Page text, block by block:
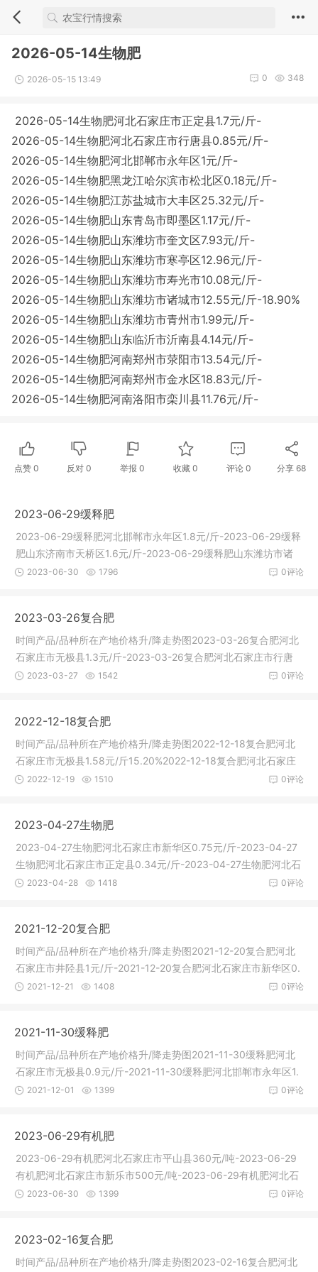
2026-05-14生物肥
2026-05-15 13:49 348
0
2026-05-14生物肥河北石家庄市正定县1.7元/斤-
2026-05-14生物肥河北石家庄市行唐县0.85元/斤-
2026-05-14生物肥河北邯郸市永年区1元/斤-
2026-05-14生物肥黑龙江哈尔滨市松北区0.18元/斤-
2026-05-14生物肥江苏盐城市大丰区25.32元/斤-
2026-05-14生物肥山东青岛市即墨区1.17元/斤-
2026-05-14生物肥山东潍坊市奎文区7.93元/斤-
2026-05-14生物肥山东潍坊市寒亭区12.96元/斤-
2026-05-14生物肥山东潍坊市寿光市10.08元/斤-
2026-05-14生物肥山东潍坊市诸城市12.55元/斤-18.90%
2026-05-14生物肥山东潍坊市青州市1.99元/斤-
2026-05-14生物肥山东临沂市沂南县4.14元/斤-
2026-05-14生物肥河南郑州市荥阳市13.54元/斤-
2026-05-14生物肥河南郑州市金水区18.83元/斤-
2026-05-14生物肥河南洛阳市栾川县11.76元/斤-
点赞 0 反对0 举报 0 收藏 0 评论 0 分享68
2023-06-29缓释肥
2023-06-29缓释肥河北邯郸市永年区1.8元/斤-2023-06-29缓释
肥山东济南市天桥区1.6元/斤-2023-06-29缓释肥山东潍坊市诸
城市9.98元
0评论
2023-06-30 1796
2023-03-26复合肥
时间产品/品种所在产地价格升/降走势图2023-03-26复合肥河北
石家庄市无极县1.3元/斤-2023-03-26复合肥河北石家庄市行唐
县1.3元/
0评论
2023-03-27 1542
2022-12-18复合肥
时间产品/品种所在产地价格升/降走势图2022-12-18复合肥河北
石家庄市无极县1.58元/斤15.20%2022-12-18复合肥河北石家庄
市行唐县2
0评论
2022-12-19 1510
2023-04-27生物肥
2023-04-27生物肥河北石家庄市新华区0.75元/斤-2023-04-27
生物肥河北石家庄市正定县0.34元/斤-2023-04-27生物肥河北石
家庄市灵寿
0评论
2023-04-28 1418
2021-12-20复合肥
时间产品/品种所在产地价格升/降走势图2021-12-20复合肥河北
石家庄市井陉县1元/斤-2021-12-20复合肥河北石家庄市新华区0.
75元/斤
0评论
2021-12-21 1408
2021-11-30缓释肥
时间产品/品种所在产地价格升/降走势图2021-11-30缓释肥河北
石家庄市无极县0.9元/斤-2021-11-30缓释肥河北邯郸市永年区1.
4元/斤-
0评论
2021-12-01 1399
2023-06-29有机肥
2023-06-29有机肥河北石家庄市平山县360元/吨-2023-06-29
有机肥河北石家庄市新乐市500元/吨-2023-06-29有机肥河北石
家庄市新华区
0评论
2023-06-30 1399
2023-02-16复合肥
时间产品/品种所在产地价格升/降走势图2023-02-16复合肥河北